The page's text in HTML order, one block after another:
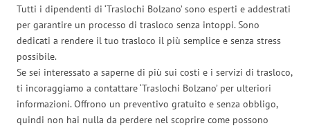
Tutti i dipendenti di ‘Traslochi Bolzano’ sono esperti e addestrati
per garantire un processo di trasloco senza intoppi. Sono
dedicati a rendere il tuo trasloco il più semplice e senza stress
possibile.
Se sei interessato a saperne di più sui costi e i servizi di trasloco,
ti incoraggiamo a contattare ‘Traslochi Bolzano’ per ulteriori
informazioni. Offrono un preventivo gratuito e senza obbligo,
quindi non hai nulla da perdere nel scoprire come possono